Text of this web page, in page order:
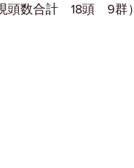
数合計　18頭　9群）